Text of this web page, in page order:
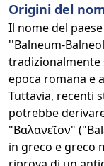
Origini del
Il nome del
''Balneum-
tradizionalmente
epoca romana e
Tuttavia, recenti
potrebbe
"Βαλανεῖον"
in greco e greco